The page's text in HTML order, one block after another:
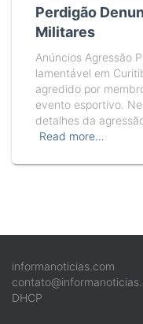
Perdigão
Militares
Anúncios Agressão
lamentável em
agredido por
evento esportivo.
detalhes da
Read more…
informanoticias.com
DHCP